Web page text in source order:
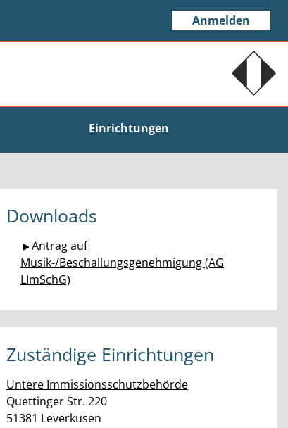
Anmelden
Einrichtungen
Downloads
Antrag auf
Musik-/Beschallungsgenehmigung (AG
LImSchG)
Zuständige Einrichtungen
Untere Immissionsschutzbehörde
Straße:
Quettinger Str. Hausnummer:
220
PLZ:
51381 Ort:
Leverkusen